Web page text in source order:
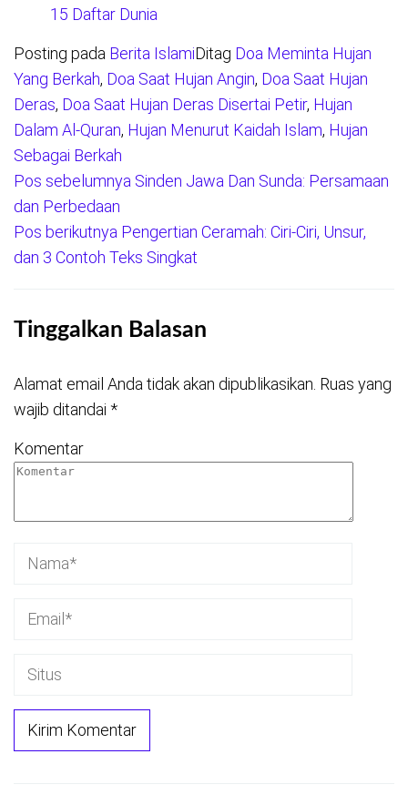
15 Daftar Dunia
Posting pada Berita IslamiDitag Doa Meminta Hujan
Yang Berkah, Doa Saat Hujan Angin, Doa Saat Hujan
Deras, Doa Saat Hujan Deras Disertai Petir, Hujan
Dalam Al-Quran, Hujan Menurut Kaidah Islam, Hujan
Sebagai Berkah
Navigasi
pos
Pos sebelumnya Sinden Jawa Dan Sunda: Persamaan
dan Perbedaan
Pos berikutnya Pengertian Ceramah: Ciri-Ciri, Unsur,
dan 3 Contoh Teks Singkat
Tinggalkan Balasan
Alamat email Anda tidak akan dipublikasikan. Ruas yang
wajib ditandai *
Komentar